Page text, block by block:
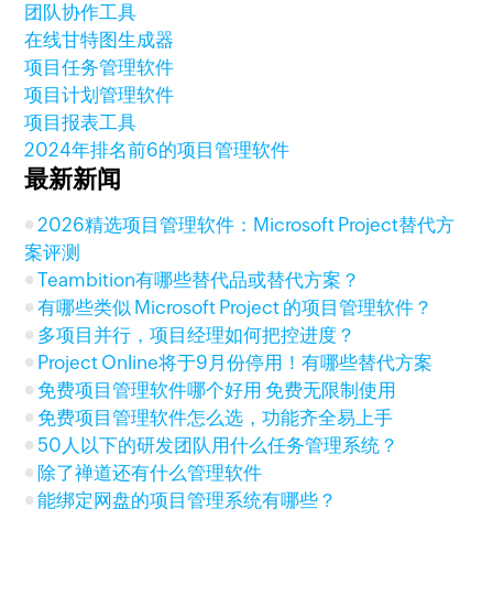
团队协作工具
在线甘特图生成器
项目任务管理软件
项目计划管理软件
项目报表工具
2024年排名前6的项目管理软件
最新新闻
2026精选项目管理软件：Microsoft Project替代方
案评测
Teambition有哪些替代品或替代方案？
有哪些类似 Microsoft Project 的项目管理软件？
多项目并行，项目经理如何把控进度？
Project Online将于9月份停用！有哪些替代方案
免费项目管理软件哪个好用 免费无限制使用
免费项目管理软件怎么选，功能齐全易上手
50人以下的研发团队用什么任务管理系统？
除了禅道还有什么管理软件
能绑定网盘的项目管理系统有哪些？